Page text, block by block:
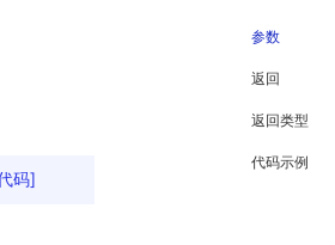
参数
返回
返回类型
代码示例
码]